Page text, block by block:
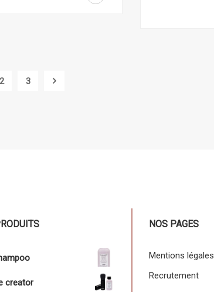
3
creator
NOS PAGES
Mentions légales
Recrutement